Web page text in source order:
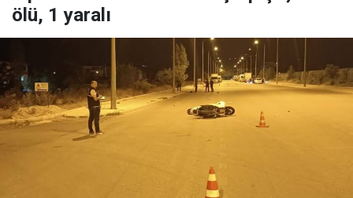
ölü, 1 yaralı